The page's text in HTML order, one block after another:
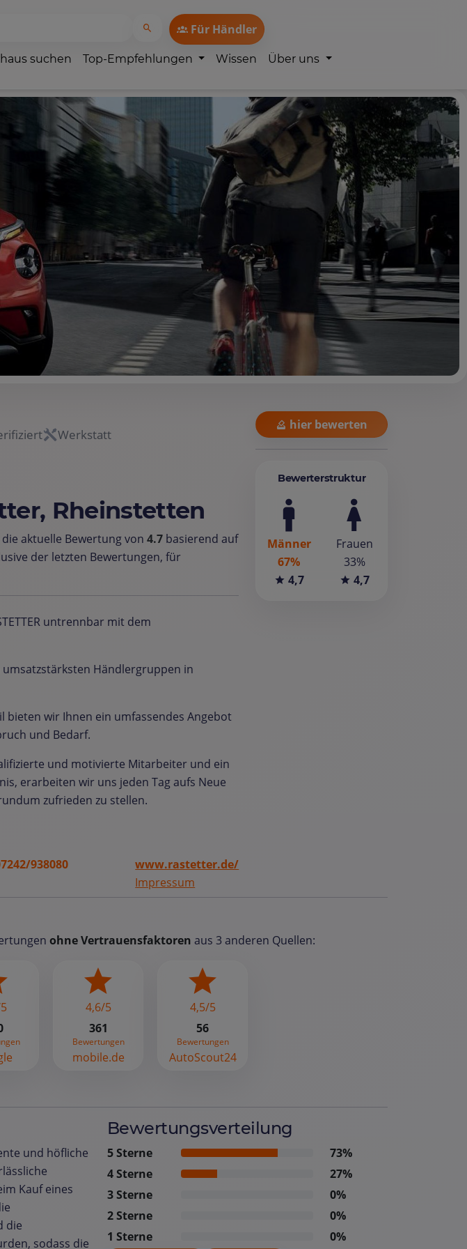
Für Händler
suchen Top-Empfehlungen Wissen Über uns
Werkstatt
Rheinstetten
aktuelle Bewertung von 4.7 basierend auf
der letzten Bewertungen, für
untrennbar mit dem
Händlergruppen in
wir Ihnen ein umfassendes Angebot
und Bedarf.
und motivierte Mitarbeiter und ein
erarbeiten wir uns jeden Tag aufs Neue
zufrieden zu stellen.
938080
www.rastetter.de/
Impressum
hier bewerten
Bewerterstruktur
Männer
67%
4,7
Frauen
33%
4,7
ohne Vertrauensfaktoren aus 3 anderen Quellen:
4,6/5
361
Bewertungen
mobile.de
4,5/5
56
Bewertungen
AutoScout24
und höfliche
Kauf eines
die
sodass die
Bewertungsverteilung
5 Sterne
73%
4 Sterne
27%
3 Sterne
0%
2 Sterne
0%
1 Sterne
0%